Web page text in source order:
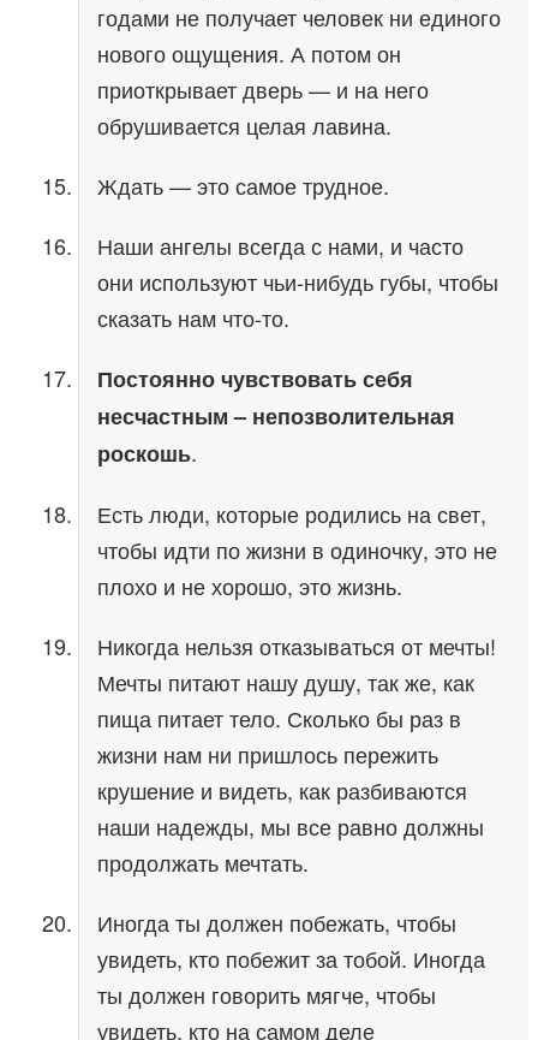
годами не получает человек ни единого
нового ощущения. А потом он
приоткрывает дверь — и на него
обрушивается целая лавина.
Ждать — это самое трудное.
Наши ангелы всегда с нами, и часто
они используют чьи-нибудь губы, чтобы
сказать нам что-то.
Постоянно чувствовать себя
несчастным – непозволительная
роскошь.
Есть люди, которые родились на свет,
чтобы идти по жизни в одиночку, это не
плохо и не хорошо, это жизнь.
Никогда нельзя отказываться от мечты!
Мечты питают нашу душу, так же, как
пища питает тело. Сколько бы раз в
жизни нам ни пришлось пережить
крушение и видеть, как разбиваются
наши надежды, мы все равно должны
продолжать мечтать.
Иногда ты должен побежать, чтобы
увидеть, кто побежит за тобой. Иногда
ты должен говорить мягче, чтобы
увидеть, кто на самом деле